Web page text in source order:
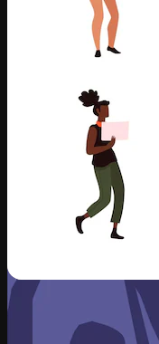
agências e
Português
Copyright ©